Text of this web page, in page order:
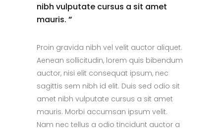
nibh vulputate cursus a sit amet
mauris. ”
Proin gravida nibh vel velit auctor aliquet.
Aenean sollicitudin, lorem quis bibendum
auctor, nisi elit consequat ipsum, nec
sagittis sem nibh id elit. Duis sed odio sit
amet nibh vulputate cursus a sit amet
mauris. Morbi accumsan ipsum velit.
Nam nec tellus a odio tincidunt auctor a